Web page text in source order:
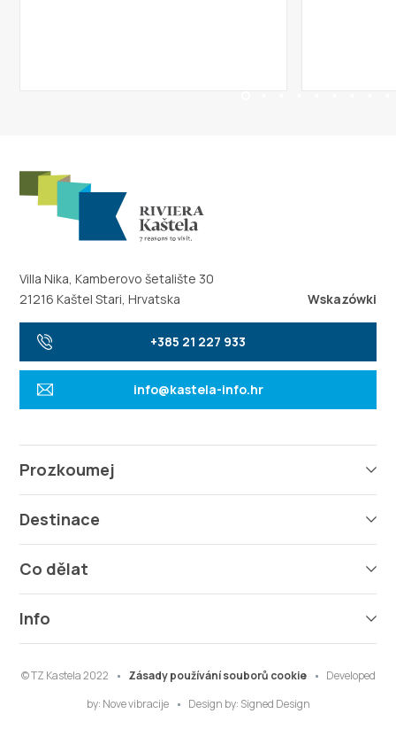
Villa Nika, Kamberovo šetalište 30
21216 Kaštel Stari, Hrvatska
Wskazówki
+385 21 227 933
info@kastela-info.hr
Prozkoumej
Destinace
Co dělat
Info
© TZ Kastela 2022 Zásady používání souborů cookie
Developed
by: Nove vibracije Design by: Signed Design